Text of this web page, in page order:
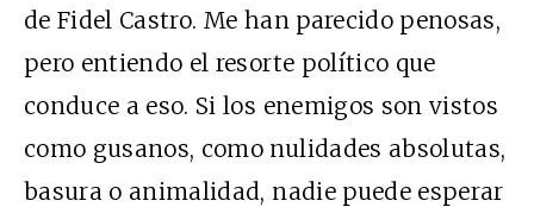
de Fidel Castro. Me han parecido penosas,
pero entiendo el resorte político que
conduce a eso. Si los enemigos son vistos
como gusanos, como nulidades absolutas,
basura o animalidad, nadie puede esperar